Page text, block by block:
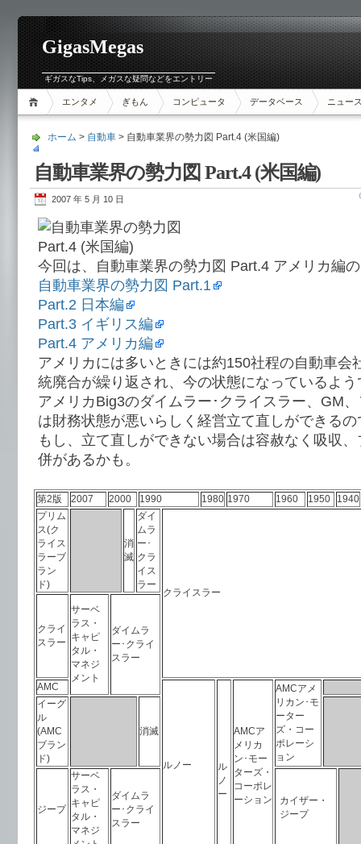
GigasMegas
ギガスなTips、メガスな疑問などをエントリー
エンタメ ぎもん コンピュータ データベース ニュー
ホーム > 自動車 > 自動車業界の勢力図 Part.4 (米国編)
自動車業界の勢力図 Part.4 (米国編)
2007 年 5 月 10 日
今回は、自動車業界の勢力図 Part.4 アメリカ編
自動車業界の勢力図 Part.1
Part.2 日本編
Part.3 イギリス編
Part.4 アメリカ編
アメリカには多いときには約150社程の自動車会
統廃合が繰り返され、今の状態になっているよう
アメリカBig3のダイムラー･クライスラー、GM
は財務状態が悪いらしく経営立て直しができる
もし、立て直しができない場合は容赦なく吸収
併があるかも。
第2版 2007 2000 1990 1980 1970 1960 1950
1940
プリム
ス(ク
ライス
ラーブ
ラン
ド)
消
滅
ダイ
ムラ
ー･
クラ
イス
ラー
クライスラー
クライ
スラー
サーベ
ラス・
キャピ
タル・
マネジ
メント
ダイムラ
ー･クライ
スラー
AMC
ルノー
ル
ノ
ー
AMCア
メリカ
ン･モー
ターズ・
コーポレ
ーション
AMCアメ
リカン･モ
ーター
ズ・コー
ポレーシ
ョン
イーグ
ル
(AMC
ブラン
ド)
消滅
ジープ
サーベ
ラス・
キャピ
タル・
マネジ
ダイムラ
ー･クライ
スラー
カイザー・
ジープ